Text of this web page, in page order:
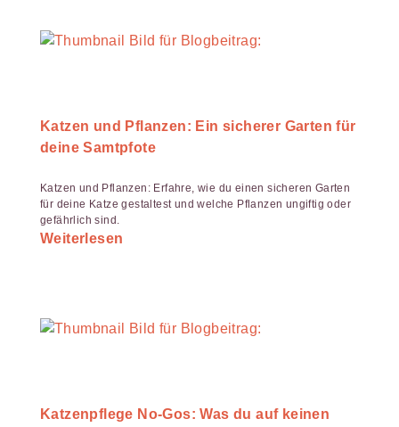
Katzen und Pflanzen: Ein sicherer Garten für
deine Samtpfote
Katzen und Pflanzen: Erfahre, wie du einen sicheren Garten
für deine Katze gestaltest und welche Pflanzen ungiftig oder
gefährlich sind.
Weiterlesen
Katzenpflege No-Gos: Was du auf keinen